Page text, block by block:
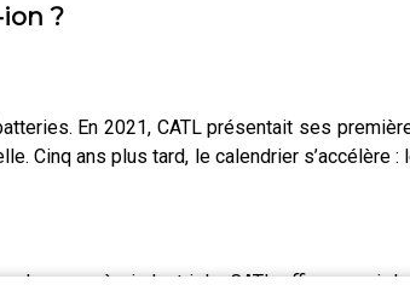
?
En 2021, CATL présentait ses
Cinq ans plus tard, le calendrier